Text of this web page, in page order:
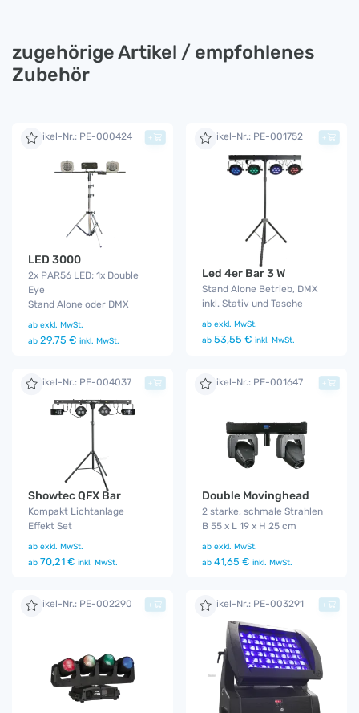
zugehörige Artikel / empfohlenes
Zubehör
Artikel-Nr.: PE-000424
LED 3000
2x PAR56 LED; 1x Double
Eye
Stand Alone oder DMX
ab exkl. MwSt.
ab 29,75 € inkl. MwSt.
+ Artikel-Nr.: PE-001752
Led 4er Bar 3 W
Stand Alone Betrieb, DMX
inkl. Stativ und Tasche
ab exkl. MwSt.
ab 53,55 € inkl. MwSt.
+
Artikel-Nr.: PE-004037
Showtec QFX Bar
Kompakt Lichtanlage
Effekt Set
ab exkl. MwSt.
ab 70,21 € inkl. MwSt.
+ Artikel-Nr.: PE-001647
Double Movinghead
2 starke, schmale Strahlen
B 55 x L 19 x H 25 cm
ab exkl. MwSt.
ab 41,65 € inkl. MwSt.
+
Artikel-Nr.: PE-002290 + Artikel-Nr.: PE-003291 +